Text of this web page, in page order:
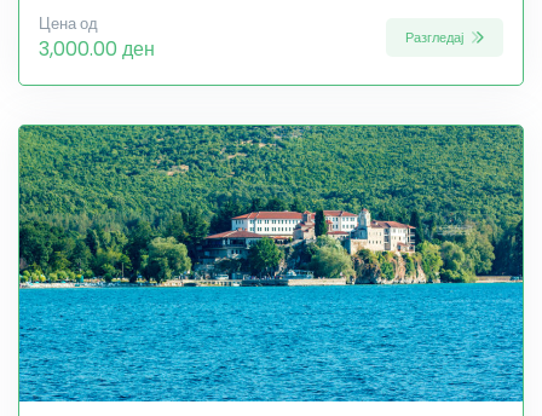
Цена од
3,000.00 ден Разгледај